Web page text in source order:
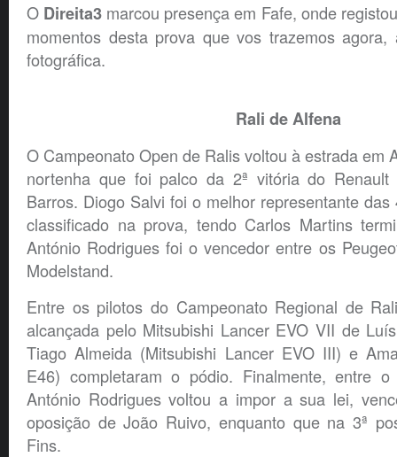
O Direita3 marcou presença em Fafe, onde
momentos desta prova que vos trazemos agora,
fotográfica.
Rali de Alfena
O Campeonato Open de Ralis voltou à estrada em
nortenha que foi palco da 2ª vitória do
Barros. Diogo Salvi foi o melhor representante
classificado na prova, tendo Carlos Martins
António Rodrigues foi o vencedor entre os
Modelstand.
Entre os pilotos do Campeonato Regional de
alcançada pelo Mitsubishi Lancer EVO VII de
Tiago Almeida (Mitsubishi Lancer EVO III) e
E46) completaram o pódio. Finalmente, entre o
António Rodrigues voltou a impor a sua lei,
oposição de João Ruivo, enquanto que na 3ª
Fins.